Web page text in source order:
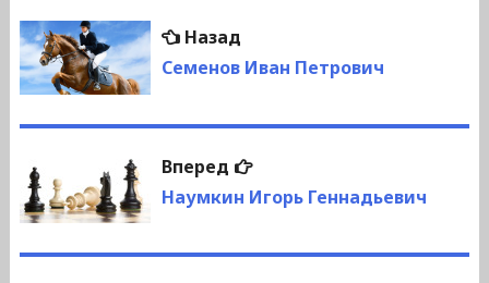
Навигация
по
записям
НазадПредыдущая
запись:
Семенов Иван Петрович
Вперед
Следующая
запись:
Наумкин Игорь Геннадьевич